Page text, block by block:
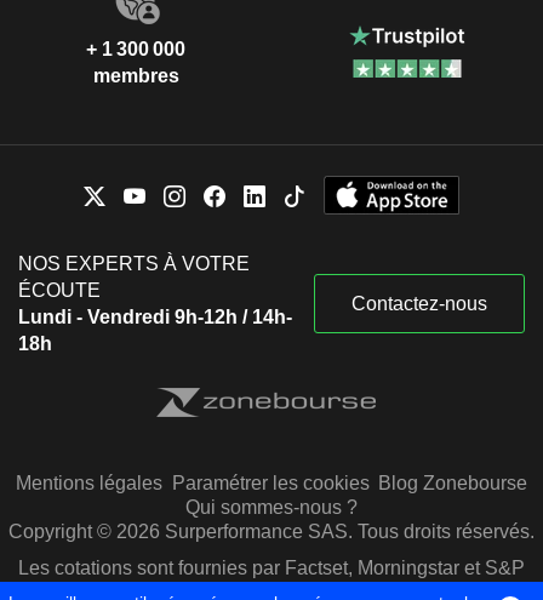
+ 1 300 000
membres
NOS EXPERTS À VOTRE
ÉCOUTE
Lundi - Vendredi 9h-12h / 14h-
18h
Contactez-nous
Mentions légales Paramétrer les cookies Blog Zonebourse
Qui sommes-nous ?
Copyright © 2026 Surperformance SAS. Tous droits réservés.
Les cotations sont fournies par Factset, Morningstar et S&P
Capital IQ